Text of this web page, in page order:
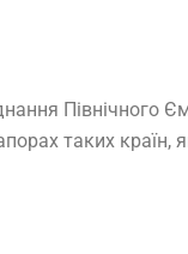
Північного
таких країн,